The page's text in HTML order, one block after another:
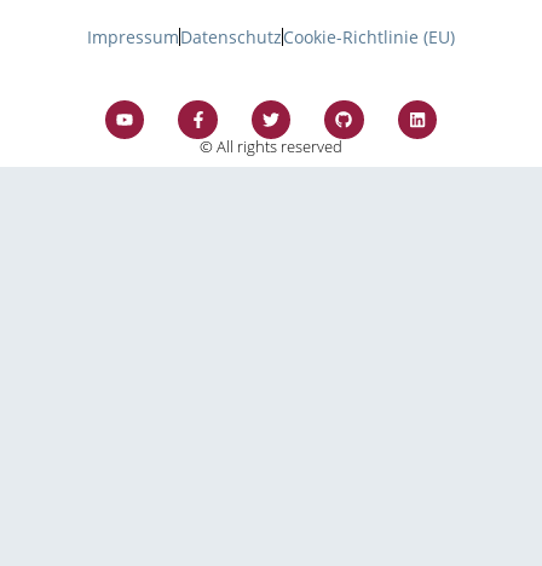
ImpressumDatenschutzCookie-Richtlinie (EU)
© All rights reserved